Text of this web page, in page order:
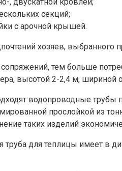
, двускатной кровлей;
секций;
с арочной крышей.
хозяев, выбранного
тем больше
высотой 2-2,4 м, шириной
водопроводные
прослойкой из
таких изделий
труба для теплицы имеет в